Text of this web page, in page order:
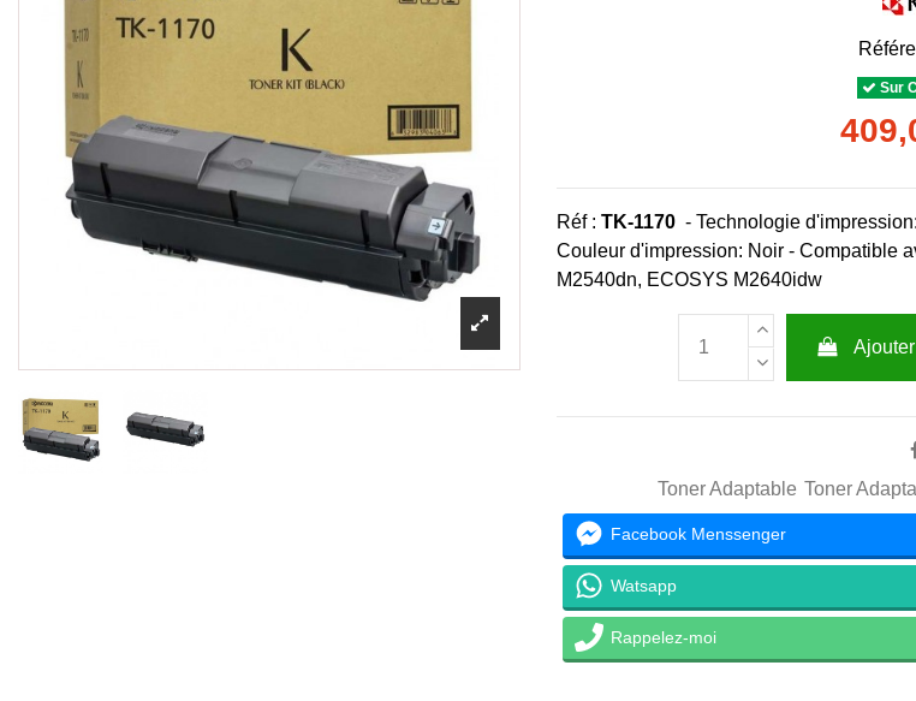
Sur
Réf : TK-1170 - Technologie
Couleur d'impression: Noir - Compatible
M2540dn, ECOSYS M2640idw
Toner Adaptable Toner
Facebook Menssenger
Watsapp
Rappelez-moi